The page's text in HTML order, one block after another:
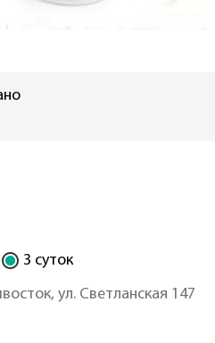
3 суток
ул. Светланская 147